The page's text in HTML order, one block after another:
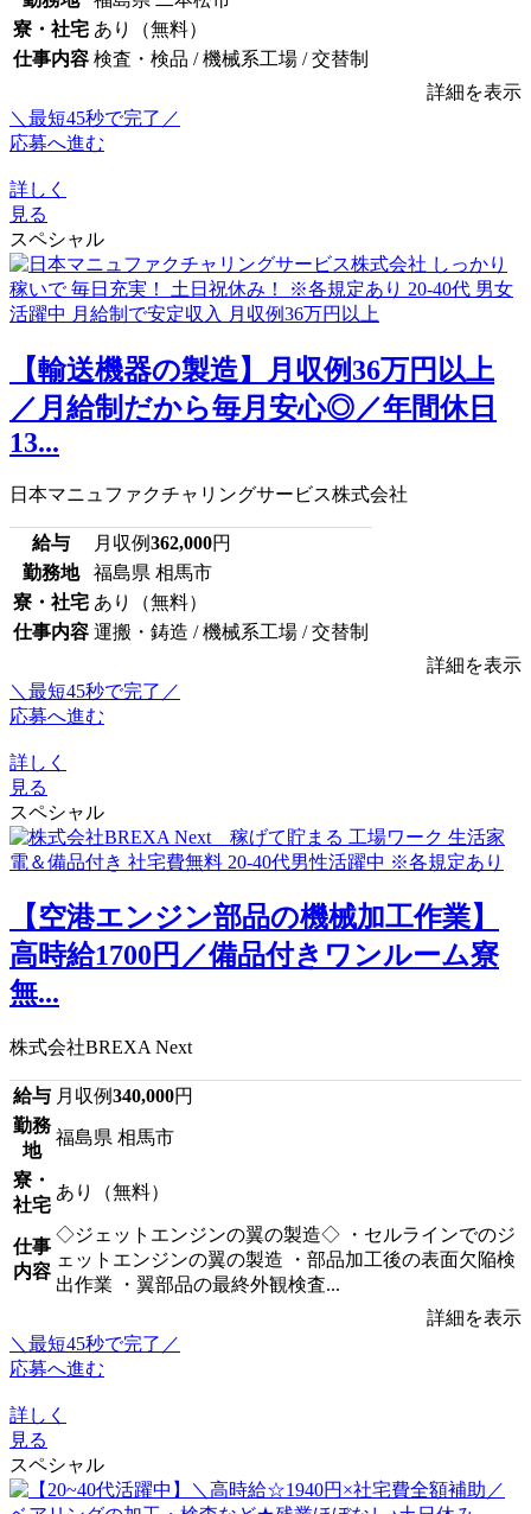
寮・社宅 あり（無料）
仕事内容 検査・検品 / 機械系工場 / 交替制
詳細を表示
＼最短45秒で完了／
応募へ進む
詳しく
見る
スペシャル
【輸送機器の製造】月収例36万円以上
／月給制だから毎月安心◎／年間休日
13...
日本マニュファクチャリングサービス株式会社
給与 月収例362,000円
勤務地
福島県 相馬市
寮・社宅 あり（無料）
仕事内容 運搬・鋳造 / 機械系工場 / 交替制
詳細を表示
＼最短45秒で完了／
応募へ進む
詳しく
見る
スペシャル
【空港エンジン部品の機械加工作業】
高時給1700円／備品付きワンルーム寮
無...
株式会社BREXA Next
給与 月収例340,000円
勤務
地
福島県 相馬市
寮・
社宅
あり（無料）
仕事
内容
◇ジェットエンジンの翼の製造◇ ・セルラインでのジ
ェットエンジンの翼の製造 ・部品加工後の表面欠陥検
出作業 ・翼部品の最終外観検査...
詳細を表示
＼最短45秒で完了／
応募へ進む
詳しく
見る
スペシャル